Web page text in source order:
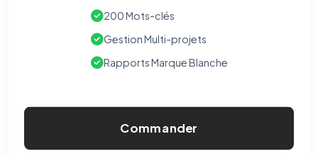
200 Mots-clés
Gestion Multi-projets
Rapports Marque Blanche
Commander